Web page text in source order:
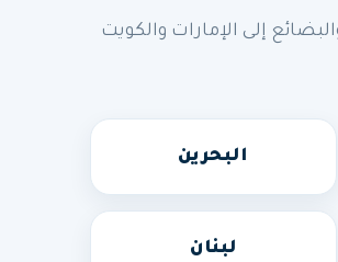
إلى الإمارات والكويت
البحرين
لبنان